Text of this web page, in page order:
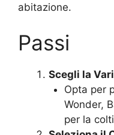
abitazione.
Passi
Scegli la
Opta per
Wonder,
per la